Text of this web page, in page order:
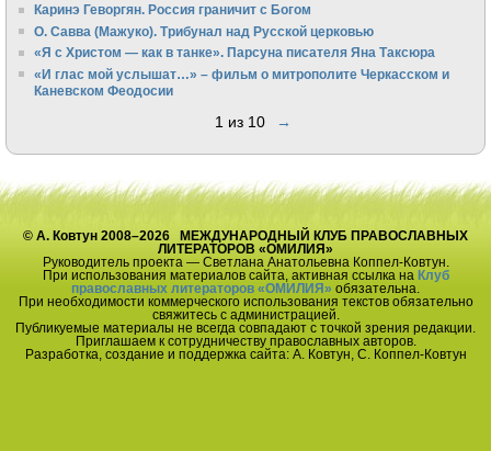
Каринэ Геворгян. Россия граничит с Богом
О. Савва (Мажуко). Трибунал над Русской церковью
«Я с Христом — как в танке». Парсуна писателя Яна Таксюра
«И глас мой услышат…» – фильм о митрополите Черкасском и
Каневском Феодосии
1 из 10 →
© А. Ковтун 2008–2026 МЕЖДУНАРОДНЫЙ КЛУБ ПРАВОСЛАВНЫХ
ЛИТЕРАТОРОВ «ОМИЛИЯ»
Руководитель проекта — Светлана Анатольевна Коппел-Ковтун.
При использования материалов сайта, активная ссылка на Клуб
православных литераторов «ОМИЛИЯ» обязательна.
При необходимости коммерческого использования текстов обязательно
свяжитесь с администрацией.
Публикуемые материалы не всегда совпадают с точкой зрения редакции.
Приглашаем к сотрудничеству православных авторов.
Разработка, создание и поддержка сайта: А. Ковтун, С. Коппел-Ковтун